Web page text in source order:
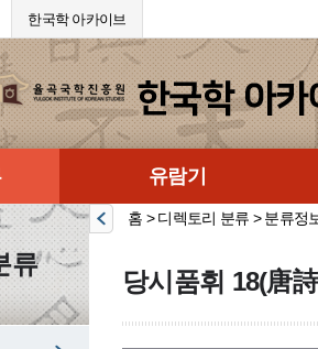
한국학 아카이브
유람기
류
홈 > 디렉토리 분류 > 분류정
당시품휘 18(唐